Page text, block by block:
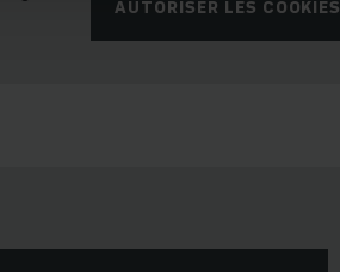
AUTORISER LES COOKIES